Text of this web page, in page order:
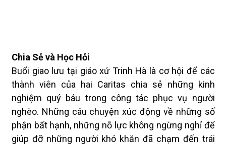
Chia Sẻ và Học Hỏi
Buổi giao lưu tại giáo xứ Trinh Hà là cơ hội để các
thành viên của hai Caritas chia sẻ những kinh
nghiệm quý báu trong công tác phục vụ người
nghèo. Những câu chuyện xúc động về những số
phận bất hạnh, những nỗ lực không ngừng nghỉ để
giúp đỡ những người khó khăn đã chạm đến trái